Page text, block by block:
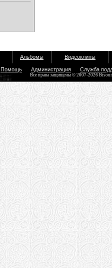
Альбомы Видеоклипы
Помощь Администрация Служба
Все права защищены © 2007-2026